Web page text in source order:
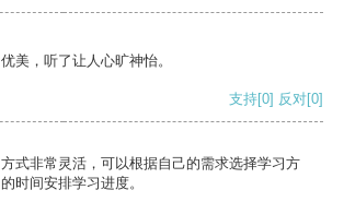
美，听了让人心旷神怡。
支持[0] 反对[0]
式非常灵活，可以根据自己的需求选择学习方
时间安排学习进度。